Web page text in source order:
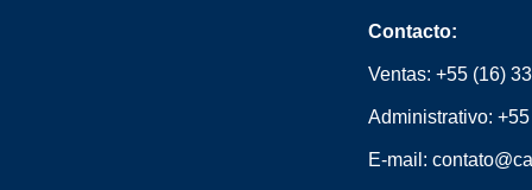
Contacto:
Ventas: +55 (16)
Administrativo:
E-mail: